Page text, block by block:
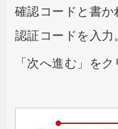
確認コードと書か
認証コードを入力
「次へ進む」をク